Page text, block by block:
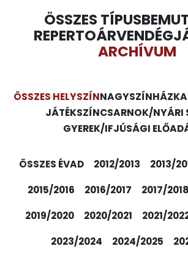
ÖSSZES TÍPUS
REPERTOÁR
ARCHÍVUM
ÖSSZES HELYSZÍNNAGYSZÍNHÁZ
JÁTÉKSZÍNCSARNOK/NYÁRI
GYEREK/IFJÚSÁGI
ÖSSZES ÉVAD 2012/2013 2013/
2015/2016
2016/2017 2017/2018
2019/2020
2020/2021 2021/
2023/2024
2024/2025